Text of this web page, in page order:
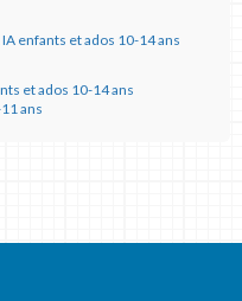
enfants et ados 10-14 ans
et ados 10-14 ans
ans